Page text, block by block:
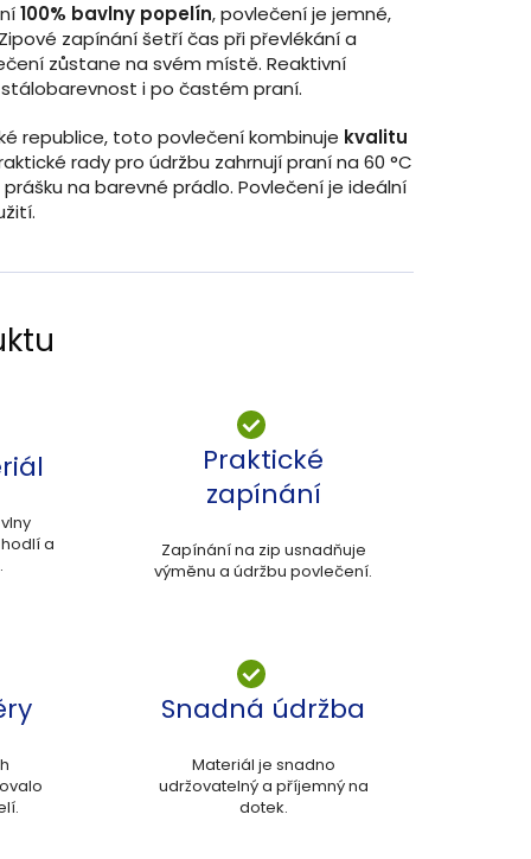
100% bavlny popelín, povlečení je jemné,
zapínání šetří čas při převlékání a
zůstane na svém místě. Reaktivní
i po častém praní.
republice, toto povlečení kombinuje kvalitu
rady pro údržbu zahrnují praní na 60 °C
na barevné prádlo. Povlečení je ideální
a
Praktické
zapínání
Zapínání na zip usnadňuje
výměnu a údržbu povlečení.
Snadná údržba
Materiál je snadno
udržovatelný a příjemný na
dotek.